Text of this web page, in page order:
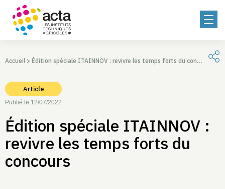
Accueil > Édition spéciale ITAINNOV : revivre les temps forts du concours
Article
Publié le 12/07/2022
Édition spéciale ITAINNOV :
revivre les temps forts du
concours